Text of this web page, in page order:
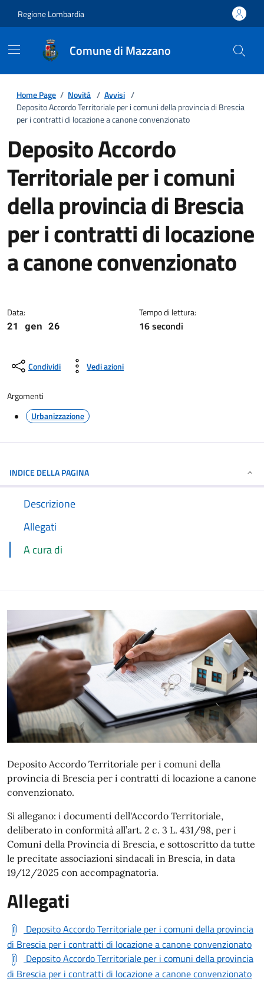
Regione Lombardia
Comune di Mazzano
Home Page / Novità / Avvisi /
Deposito Accordo Territoriale per i comuni della provincia di Brescia
per i contratti di locazione a canone convenzionato
Deposito Accordo
Territoriale per i comuni
della provincia di Brescia
per i contratti di locazione
a canone convenzionato
Data:
21 gen 26
Tempo di lettura:
16 secondi
Condividi Vedi azioni
Argomenti
Urbanizzazione
INDICE DELLA PAGINA
Descrizione
Allegati
A cura di
Deposito Accordo Territoriale per i comuni della
provincia di Brescia per i contratti di locazione a canone
convenzionato.
Si allegano: i documenti dell'Accordo Territoriale,
deliberato in conformità all’art. 2 c. 3 L. 431/98, per i
Comuni della Provincia di Brescia, e sottoscritto da tutte
le precitate associazioni sindacali in Brescia, in data
19/12/2025 con accompagnatoria.
Allegati
Deposito Accordo Territoriale per i comuni della provincia
di Brescia per i contratti di locazione a canone convenzionato
Deposito Accordo Territoriale per i comuni della provincia
di Brescia per i contratti di locazione a canone convenzionato